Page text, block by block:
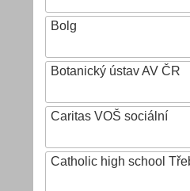
Bolg
Botanický ústav AV ČR
Caritas VOŠ sociální
Catholic high school